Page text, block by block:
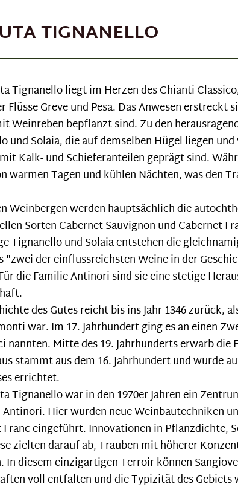
TIGNANELLO
Tignanello liegt im Herzen des Chianti
Flüsse Greve und Pesa. Das Anwesen erstreckt
Weinreben bepflanzt sind. Zu den
und Solaia, die auf demselben Hügel liegen
Kalk- und Schieferanteilen geprägt sind.
warmen Tagen und kühlen Nächten, was den
Weinbergen werden hauptsächlich die
Sorten Cabernet Sauvignon und Cabernet
Tignanello und Solaia entstehen die
"zwei der einflussreichsten Weine in der
die Familie Antinori sind sie eine stetige
des Gutes reicht bis ins Jahr 1346 zurück,
war. Im 17. Jahrhundert ging es an einen
nannten. Mitte des 19. Jahrhunderts erwarb
stammt aus dem 16. Jahrhundert und wurde
errichtet.
Tignanello war in den 1970er Jahren ein
Hier wurden neue Weinbautechniken
Franc eingeführt. Innovationen in Pflanzdichte,
zielten darauf ab, Trauben mit höherer
In diesem einzigartigen Terroir können
voll entfalten und die Typizität des Gebiets